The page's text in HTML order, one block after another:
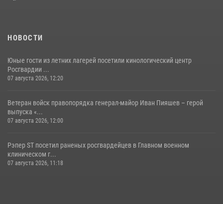
НОВОСТИ
Юные гости из летних лагерей посетили кинологический центр
Росгвардии ...
07 августа 2026, 12:20
Ветеран войск правопорядка генерал-майор Иван Пияшев – герой
выпуска «...
07 августа 2026, 12:00
Рэпер ST посетил раненых росгвардейцев в Главном военном
клиническом г...
07 августа 2026, 11:18